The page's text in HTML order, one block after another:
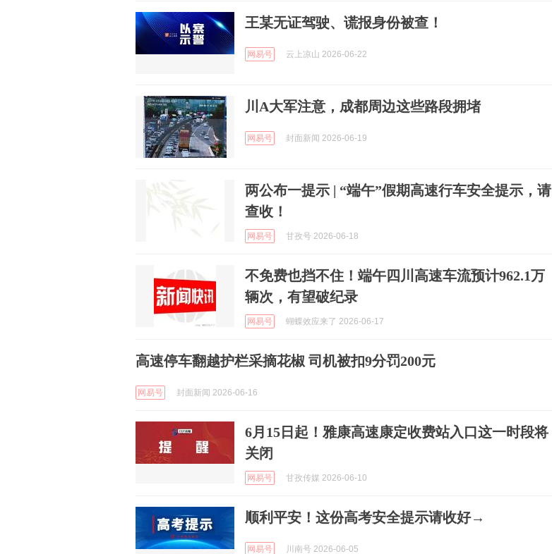
王某无证驾驶、谎报身份被查！
网易号 云上凉山 2026-06-22
川A大军注意，成都周边这些路段拥堵
网易号 封面新闻 2026-06-19
两公布一提示 | “端午”假期高速行车安全提示，请
查收！
网易号 甘孜号 2026-06-18
不免费也挡不住！端午四川高速车流预计962.1万
辆次，有望破纪录
网易号 蝴蝶效应来了 2026-06-17
高速停车翻越护栏采摘花椒 司机被扣9分罚200元
网易号 封面新闻 2026-06-16
6月15日起！雅康高速康定收费站入口这一时段将
关闭
网易号 甘孜传媒 2026-06-10
顺利平安！这份高考安全提示请收好→
网易号 川南号 2026-06-05